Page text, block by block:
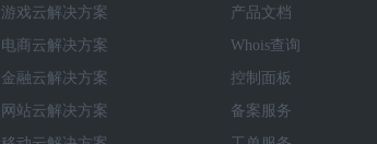
游戏云解决方案
电商云解决方案
金融云解决方案
网站云解决方案
产品文档
Whois查询
控制面板
备案服务